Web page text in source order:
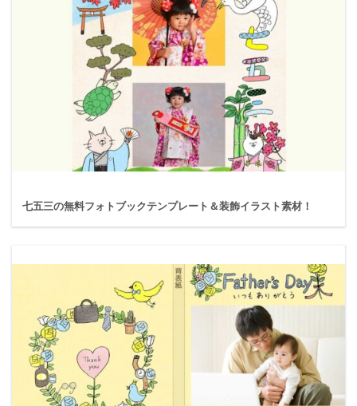
七五三の無料フォトブックテンプレート＆装飾イラスト素材！